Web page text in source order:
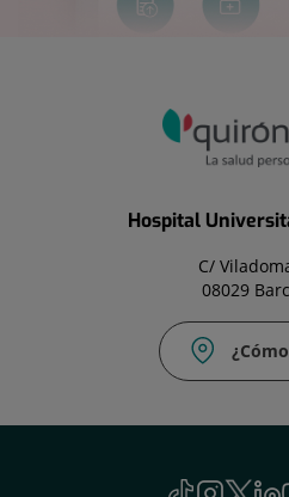
Hospital
C/
08029
TikTok
EsteInstagram
EsteTwitter
EsteEste